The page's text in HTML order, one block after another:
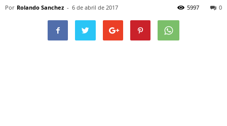
Por Rolando Sanchez - 6 de abril de 2017 0
5997